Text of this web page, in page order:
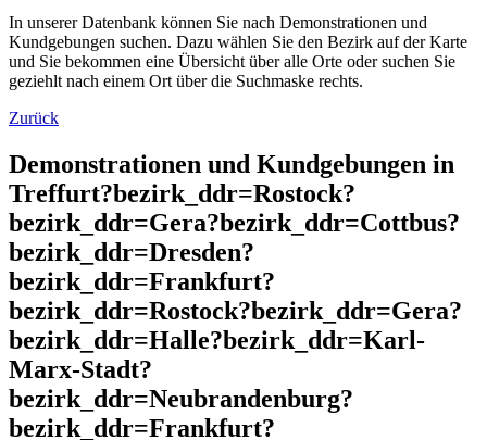
In unserer Datenbank können Sie nach Demonstrationen und
Kundgebungen suchen. Dazu wählen Sie den Bezirk auf der Karte
und Sie bekommen eine Übersicht über alle Orte oder suchen Sie
geziehlt nach einem Ort über die Suchmaske rechts.
Zurück
Demonstrationen und Kundgebungen in
Treffurt?bezirk_ddr=Rostock?
bezirk_ddr=Gera?bezirk_ddr=Cottbus?
bezirk_ddr=Dresden?
bezirk_ddr=Frankfurt?
bezirk_ddr=Rostock?bezirk_ddr=Gera?
bezirk_ddr=Halle?bezirk_ddr=Karl-
Marx-Stadt?
bezirk_ddr=Neubrandenburg?
bezirk_ddr=Frankfurt?